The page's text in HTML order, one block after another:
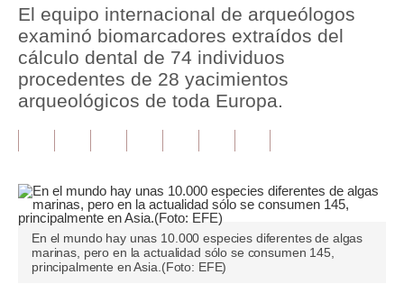
Política
Tu Dinero
Finanzas Personales
Plus G
Opinión
Editorial
Pregunta de hoy
El equipo internacional de arqueólogos
examinó biomarcadores extraídos del
cálculo dental de 74 individuos
procedentes de 28 yacimientos
arqueológicos de toda Europa.
En el mundo hay unas 10.000 especies diferentes de algas
marinas, pero en la actualidad sólo se consumen 145,
principalmente en Asia.(Foto: EFE)